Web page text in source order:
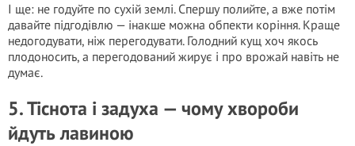
І ще: не годуйте по сухій землі. Спершу полийте, а вже потім
давайте підгодівлю — інакше можна обпекти коріння. Краще
недогодувати, ніж перегодувати. Голодний кущ хоч якось
плодоносить, а перегодований жирує і про врожай навіть не
думає.
5. Тіснота і задуха — чому хвороби
йдуть лавиною